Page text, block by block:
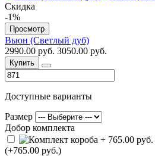
Скидка
-1%
Просмотр
Вьюн (Светлый дуб)
2990.00 руб. 3050.00 руб.
Купить
Доступные варианты
Размер
Добор комплекта
(+765.00 руб.)